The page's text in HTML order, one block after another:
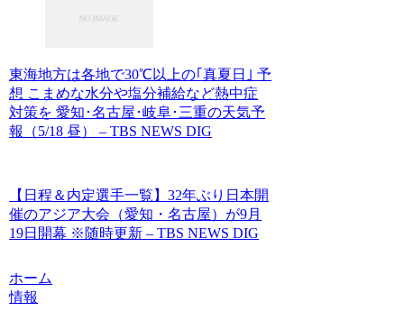
東海地方は各地で30℃以上の｢真夏日｣ 予
想 こまめな水分や塩分補給など熱中症
対策を 愛知･名古屋･岐阜･三重の天気予
報（5/18 昼） – TBS NEWS DIG
【日程＆内定選手一覧】32年ぶり日本開
催のアジア大会（愛知・名古屋）が9月
19日開幕 ※随時更新 – TBS NEWS DIG
ホーム
情報